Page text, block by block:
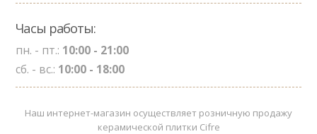
Часы работы:
пн. - пт.: 10:00 - 21:00
сб. - вс.: 10:00 - 18:00
Наш интернет-магазин осуществляет розничную продажу
керамической плитки Cifre